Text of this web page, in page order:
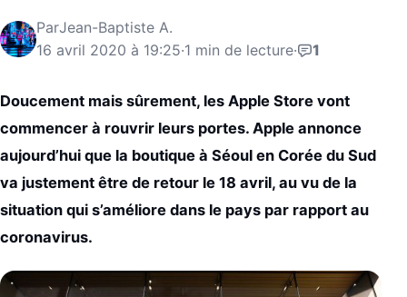
ParJean-Baptiste A.
16 avril 2020 à 19:25·1 min de lecture· 1
Doucement mais sûrement, les Apple Store vont
commencer à rouvrir leurs portes. Apple annonce
aujourd’hui que la boutique à Séoul en Corée du Sud
va justement être de retour le 18 avril, au vu de la
situation qui s’améliore dans le pays par rapport au
coronavirus.